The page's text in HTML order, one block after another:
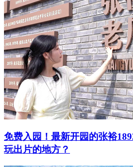
免费入园！最新开园的张裕
玩出片的地方？